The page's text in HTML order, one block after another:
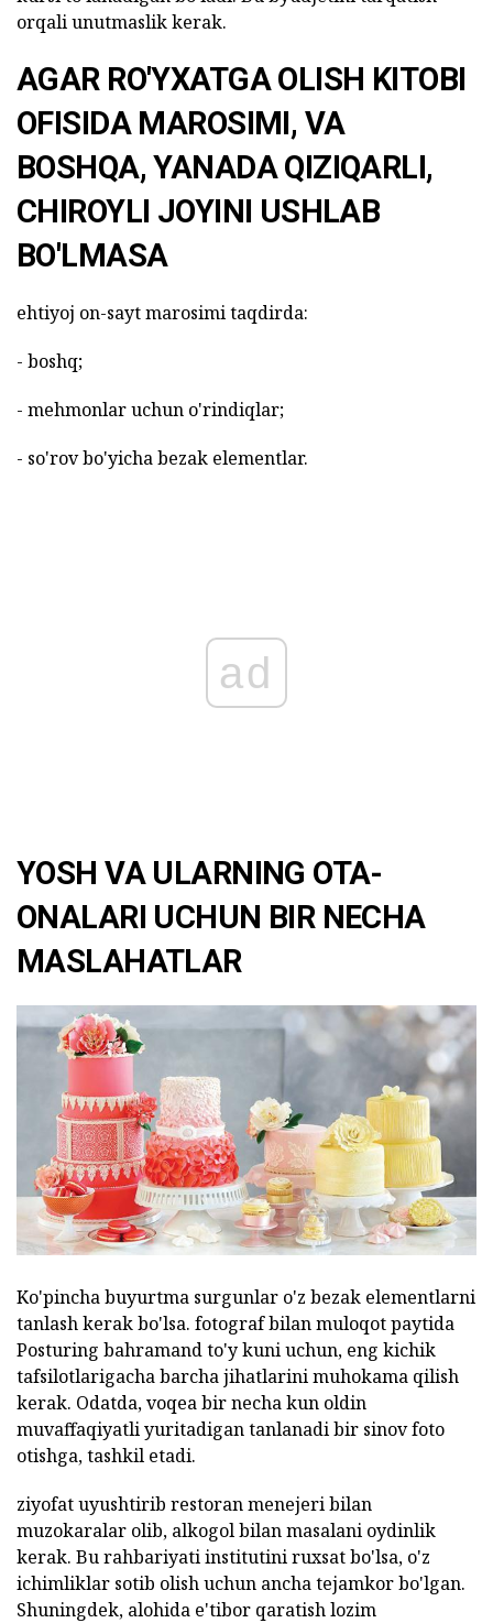
orqali unutmaslik kerak.
AGAR RO'YXATGA OLISH KITOBI
OFISIDA MAROSIMI, VA
BOSHQA, YANADA QIZIQARLI,
CHIROYLI JOYINI USHLAB
BO'LMASA
ehtiyoj on-sayt marosimi taqdirda:
- boshq;
- mehmonlar uchun o'rindiqlar;
- so'rov bo'yicha bezak elementlar.
ad
YOSH VA ULARNING OTA-
ONALARI UCHUN BIR NECHA
MASLAHATLAR
Ko'pincha buyurtma surgunlar o'z bezak elementlarni
tanlash kerak bo'lsa. fotograf bilan muloqot paytida
Posturing bahramand to'y kuni uchun, eng kichik
tafsilotlarigacha barcha jihatlarini muhokama qilish
kerak. Odatda, voqea bir necha kun oldin
muvaffaqiyatli yuritadigan tanlanadi bir sinov foto
otishga, tashkil etadi.
ziyofat uyushtirib restoran menejeri bilan
muzokaralar olib, alkogol bilan masalani oydinlik
kerak. Bu rahbariyati institutini ruxsat bo'lsa, o'z
ichimliklar sotib olish uchun ancha tejamkor bo'lgan.
Shuningdek, alohida e'tibor qaratish lozim